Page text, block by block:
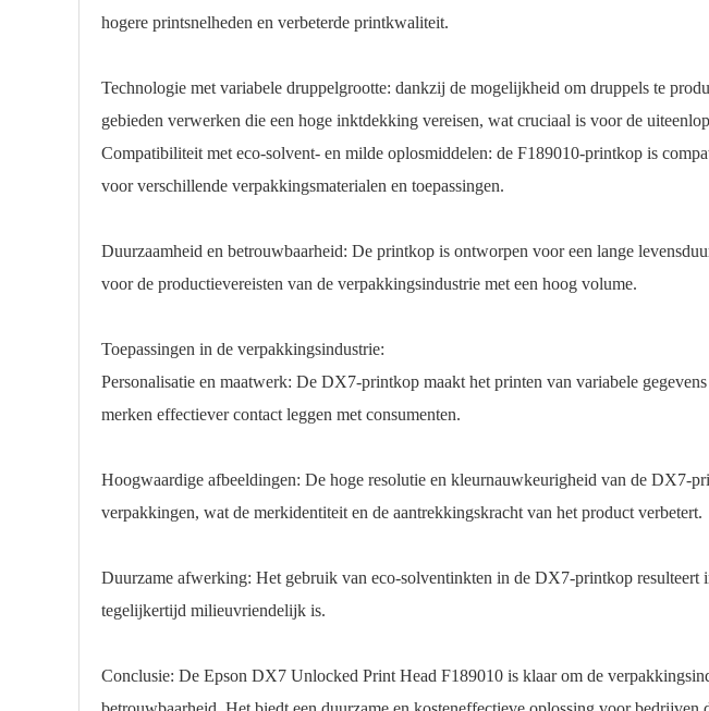
hogere printsnelheden en verbeterde printkwaliteit.
Technologie met variabele druppelgrootte: dankzij de mogelijkheid om druppels te
gebieden verwerken die een hoge inktdekking vereisen, wat cruciaal is voor de
Compatibiliteit met eco-solvent- en milde oplosmiddelen: de F189010-printkop is
voor verschillende verpakkingsmaterialen en toepassingen.
Duurzaamheid en betrouwbaarheid: De printkop is ontworpen voor een lange
voor de productievereisten van de verpakkingsindustrie met een hoog volume.
Toepassingen in de verpakkingsindustrie:
Personalisatie en maatwerk: De DX7-printkop maakt het printen van variabele
merken effectiever contact leggen met consumenten.
Hoogwaardige afbeeldingen: De hoge resolutie en kleurnauwkeurigheid van de DX7-
verpakkingen, wat de merkidentiteit en de aantrekkingskracht van het product verbetert.
Duurzame afwerking: Het gebruik van eco-solventinkten in de DX7-printkop resulteert
tegelijkertijd milieuvriendelijk is.
Conclusie: De Epson DX7 Unlocked Print Head F189010 is klaar om de